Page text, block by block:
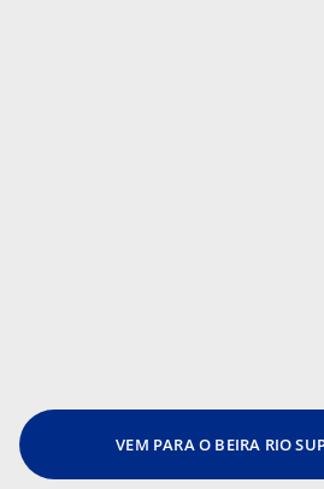
VEM PARA O BEIRA RIO